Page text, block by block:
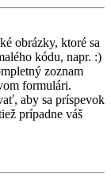
obrázky, ktoré sa
kódu, napr. :)
zoznam
formulári.
aby sa príspevok
prípadne váš